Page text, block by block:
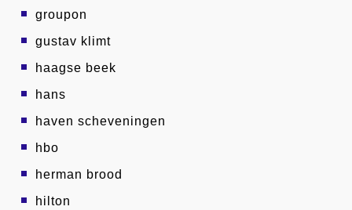
groupon
gustav klimt
haagse beek
hans
haven scheveningen
hbo
herman brood
hilton